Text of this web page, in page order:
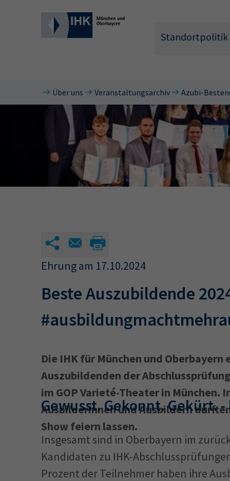
Standortpolitik
Hier
AEVO
34i
Über uns Veranstaltungsarchiv Azubi-
Ehrung am 17.10.2024
Beste Auszubildende
Die IHK für München und
Auszubildenden der
im GOP Varieté-Theater in
Ausbilderinnen und Ausbildern
Show feiern lassen.
Gewusst. Gekonnt. Gekürt.
Insgesamt sind in Oberbayern im
Kandidaten zu IHK-
Prozent der Teilnehmer haben ihre